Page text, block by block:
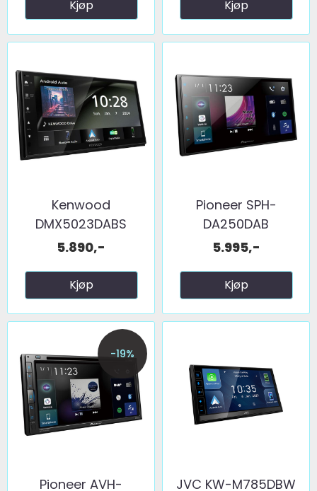
Kjøp Kjøp
Kenwood
DMX5023DABS
5.890,-
Kjøp
Pioneer SPH-
DA250DAB
5.995,-
Kjøp
-19%
Pioneer AVH- JVC KW-M785DBW